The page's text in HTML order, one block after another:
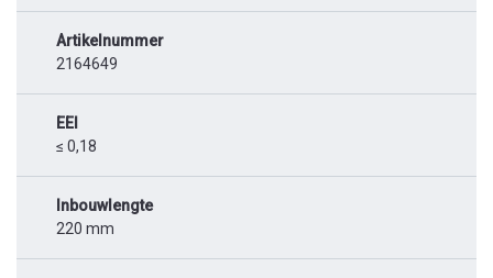
Artikelnummer
2164649
EEI
≤ 0,18
Inbouwlengte
220 mm